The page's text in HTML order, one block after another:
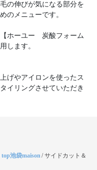
の伸びが気になる部分を
のメニューです。
ホーユー 炭酸フォーム
します。
げやアイロンを使ったス
イリングさせていただき
池袋maison/サイドカット＆